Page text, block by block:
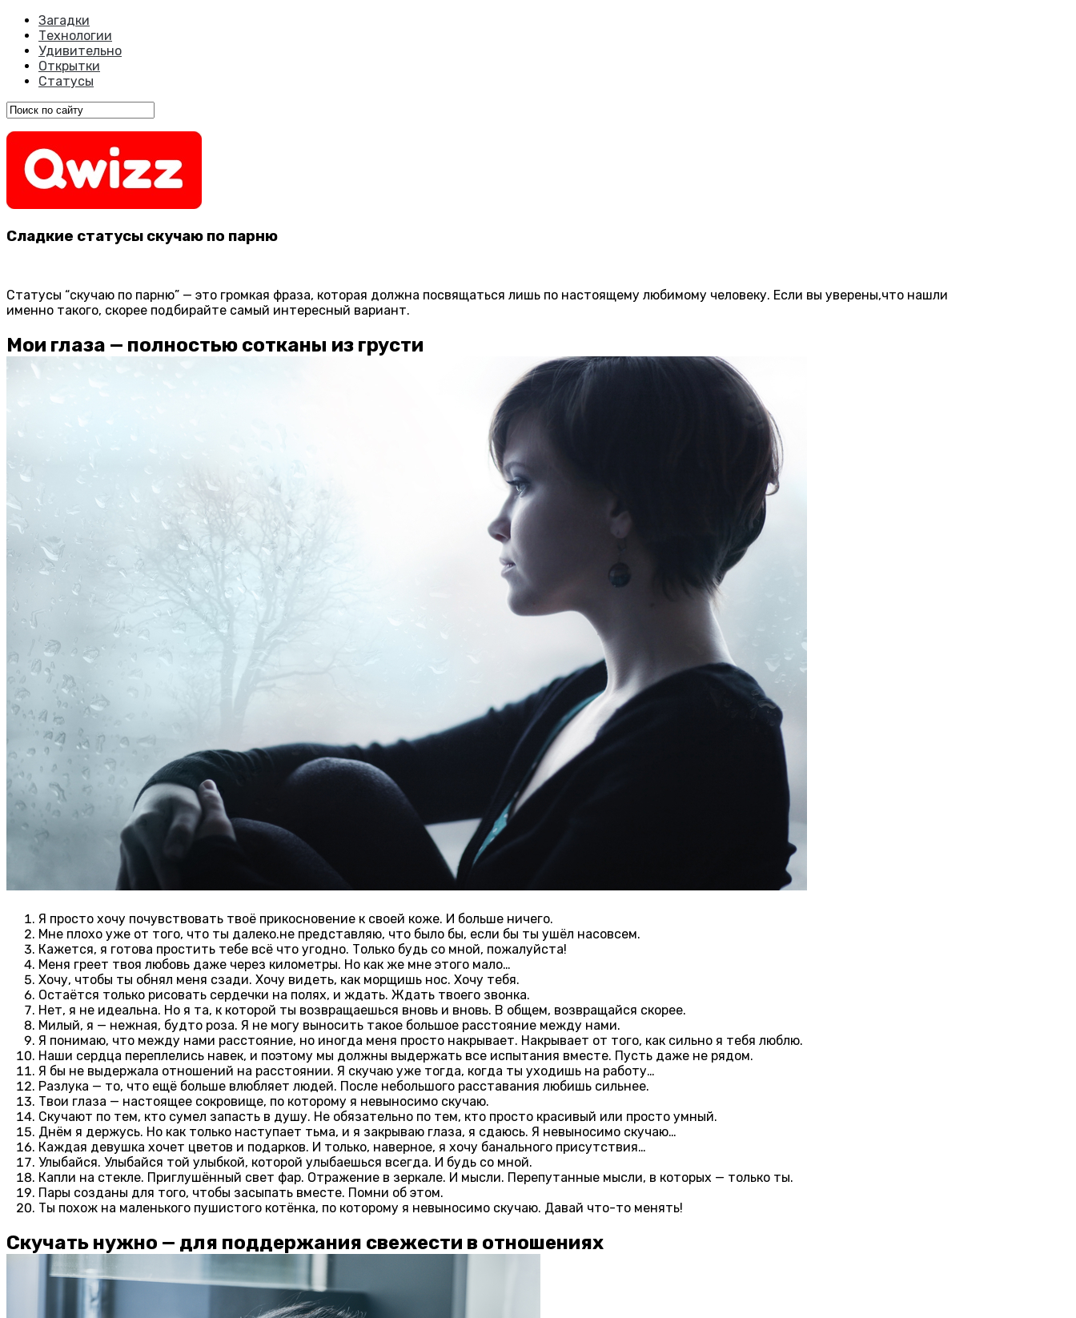
Загадки
Технологии
Удивительно
Открытки
Статусы
Сладкие статусы скучаю по парню
Статусы “скучаю по парню” — это громкая фраза, которая должна посвящаться лишь по настоящему любимому человеку. Если вы уверены,что нашли
именно такого, скорее подбирайте самый интересный вариант.
Мои глаза — полностью сотканы из грусти
Я просто хочу почувствовать твоё прикосновение к своей коже. И больше ничего.
Мне плохо уже от того, что ты далеко.не представляю, что было бы, если бы ты ушёл насовсем.
Кажется, я готова простить тебе всё что угодно. Только будь со мной, пожалуйста!
Меня греет твоя любовь даже через километры. Но как же мне этого мало…
Хочу, чтобы ты обнял меня сзади. Хочу видеть, как морщишь нос. Хочу тебя.
Остаётся только рисовать сердечки на полях, и ждать. Ждать твоего звонка.
Нет, я не идеальна. Но я та, к которой ты возвращаешься вновь и вновь. В общем, возвращайся скорее.
Милый, я — нежная, будто роза. Я не могу выносить такое большое расстояние между нами.
Я понимаю, что между нами расстояние, но иногда меня просто накрывает. Накрывает от того, как сильно я тебя люблю.
Наши сердца переплелись навек, и поэтому мы должны выдержать все испытания вместе. Пусть даже не рядом.
Я бы не выдержала отношений на расстоянии. Я скучаю уже тогда, когда ты уходишь на работу…
Разлука — то, что ещё больше влюбляет людей. После небольшого расставания любишь сильнее.
Твои глаза — настоящее сокровище, по которому я невыносимо скучаю.
Скучают по тем, кто сумел запасть в душу. Не обязательно по тем, кто просто красивый или просто умный.
Днём я держусь. Но как только наступает тьма, и я закрываю глаза, я сдаюсь. Я невыносимо скучаю…
Каждая девушка хочет цветов и подарков. И только, наверное, я хочу банального присутствия…
Улыбайся. Улыбайся той улыбкой, которой улыбаешься всегда. И будь со мной.
Капли на стекле. Приглушённый свет фар. Отражение в зеркале. И мысли. Перепутанные мысли, в которых — только ты.
Пары созданы для того, чтобы засыпать вместе. Помни об этом.
Ты похож на маленького пушистого котёнка, по которому я невыносимо скучаю. Давай что-то менять!
Скучать нужно — для поддержания свежести в отношениях